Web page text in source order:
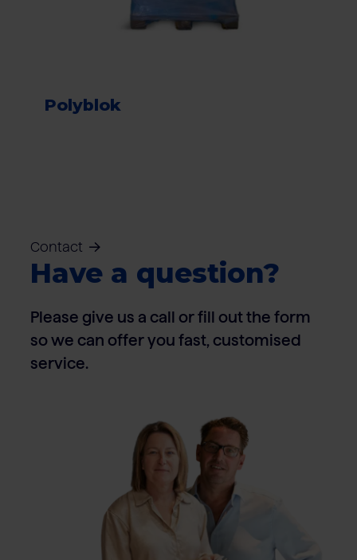
Polyblok
Contact
Have a question?
Please give us a call or fill out the form
so we can offer you fast, customised
service.